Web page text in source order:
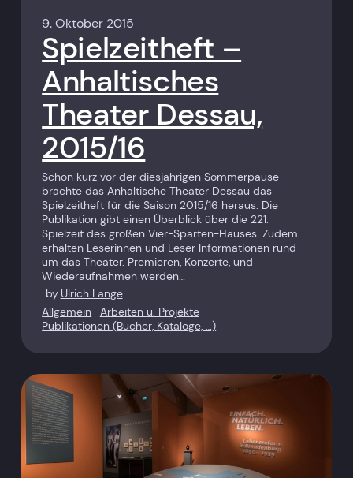
9. Oktober 2015
Spielzeitheft –
Anhaltisches
Theater Dessau,
2015/16
Schon kurz vor der diesjährigen Sommerpause
brachte das Anhaltische Theater Dessau das
Spielzeitheft für die Saison 2015/16 heraus. Die
Publikation gibt einen Überblick über die 221.
Spielzeit des großen Vier-Sparten-Hauses. Zudem
erhalten Leserinnen und Leser Informationen rund
um das Theater. Premieren, Konzerte, und
Wiederaufnahmen werden…
by Ulrich Lange
Allgemein
Arbeiten u. Projekte
Publikationen (Bücher, Kataloge, …)